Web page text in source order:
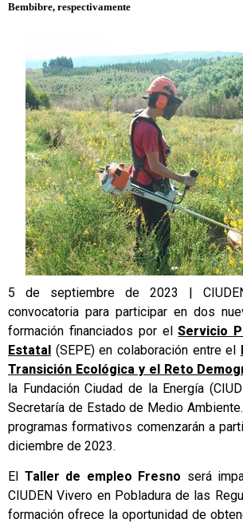
Bembibre, respectivamente
5 de septiembre de 2023 |
convocatoria para participar en dos
formación financiados por elServicio
Estatal (SEPE) en colaboración entre el
Transición Ecológica y el Reto
la Fundación Ciudad de la Energía
Secretaría de Estado de Medio
programas formativos comenzarán a
diciembre de 2023.
El Taller de empleo Fresno será
CIUDEN Vivero en Pobladura de las
formación ofrece la oportunidad de